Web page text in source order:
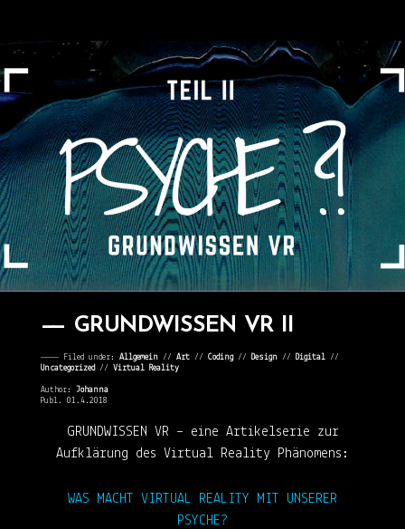
GRUNDWISSEN VR II
———— Filed under: Allgemein⁄⁄ Art⁄⁄ Coding⁄⁄ Design⁄⁄ Digital⁄⁄
Uncategorized⁄⁄ Virtual Reality
Author: Johanna
Publ. 01.4.2018
GRUNDWISSEN VR – eine Artikelserie zur
Aufklärung des Virtual Reality Phänomens:
WAS MACHT VIRTUAL REALITY MIT UNSERER
PSYCHE?